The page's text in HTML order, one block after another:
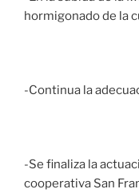
hormigonado de la
-Continua la
-Se finaliza la
cooperativa San